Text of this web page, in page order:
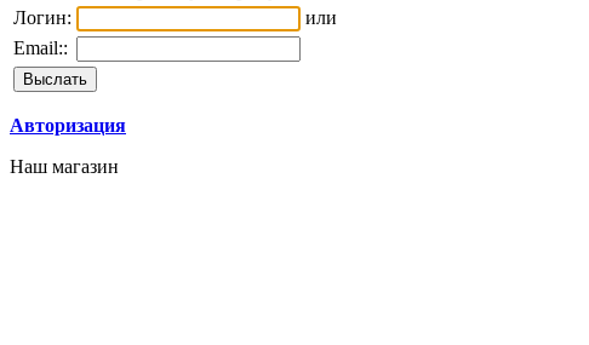
Логин:
или
Email::
Авторизация
Наш магазин